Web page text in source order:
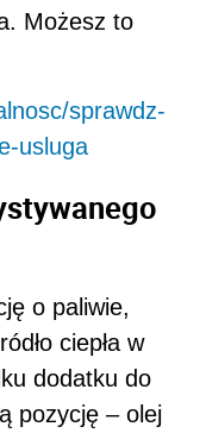
Możesz to
sprawdz-
usluga
o paliwie,
ciepła w
dodatku do
pozycję – olej